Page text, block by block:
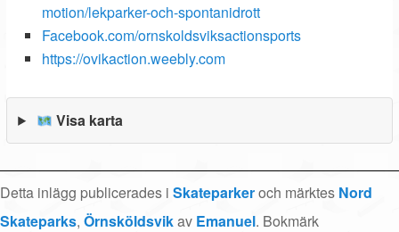
motion/lekparker-och-spontanidrott
Facebook.com/ornskoldsviksactionsports
https://ovikaction.weebly.com
Visa karta
Detta inlägg publicerades i Skateparkeroch märktes Nord
Skateparks, Örnsköldsvikav Emanuel. Bokmärk